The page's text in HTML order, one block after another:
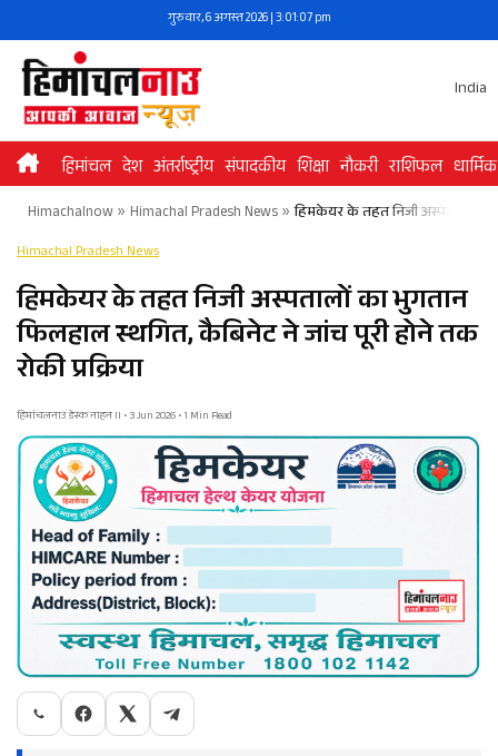
to
content
गुरुवार, 6 अगस्त 2026 | 3:01:08 pm
India
हिमांचल देश अंतर्राष्ट्रीय संपादकीय शिक्षा नौकरी राशिफल धार्मिक
Himachalnow» Himachal Pradesh News» हिमकेयर के तहत निजी अस्पतालों का
Himachal Pradesh News
हिमकेयर के तहत निजी अस्पतालों का भुगतान
फिलहाल स्थगित, कैबिनेट ने जांच पूरी होने तक
रोकी प्रक्रिया
हिमांचलनाउ डेस्क नाहन II • 3 Jun 2026 • 1 Min Read